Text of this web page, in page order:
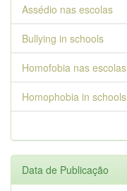
Assédio nas escolas
Bullying in schools
Homofobia nas escolas
Homophobia in schools
Data de Publicação